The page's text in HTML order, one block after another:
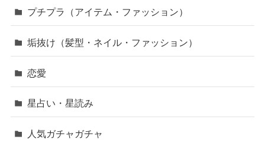
プチプラ（アイテム・ファッション）
垢抜け（髪型・ネイル・ファッション）
恋愛
星占い・星読み
人気ガチャガチャ